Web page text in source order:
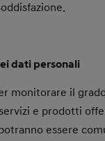
dati personali
monitorare il
e prodotti
essere